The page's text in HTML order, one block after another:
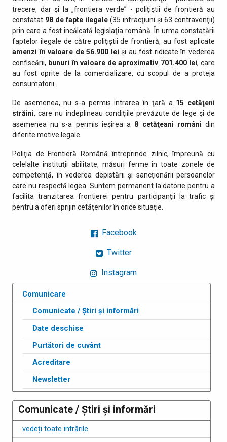
trecere, dar şi la „frontiera verde” - poliţiştii de frontieră au
constatat 98 de fapte ilegale (35 infracţiuni şi 63 contravenţii)
prin care a fost încălcată legislaţia română. În urma constatării
faptelor ilegale de către polițiștii de frontieră, au fost aplicate
amenzi în valoare de 56.900 lei și au fost ridicate în vederea
confiscării, bunuri în valoare de aproximativ 701.400 lei, care
au fost oprite de la comercializare, cu scopul de a proteja
consumatorii.
De asemenea, nu s-a permis intrarea în ţară a 15 cetăţeni
străini, care nu îndeplineau condiţiile prevăzute de lege şi de
asemenea nu s-a permis ieşirea a 8 cetăţeani români din
diferite motive legale.
Poliţia de Frontieră Română întreprinde zilnic, împreună cu
celelalte instituţii abilitate, măsuri ferme în toate zonele de
competenţă, în vederea depistării şi sancţionării persoanelor
care nu respectă legea. Suntem permanent la datorie pentru a
facilita tranzitarea frontierei pentru participanții la trafic și
pentru a oferi sprijin cetățenilor în orice situație.
Facebook
Twitter
Instagram
Comunicare
Comunicate / Știri și informări
Date deschise
Purtători de cuvânt
Acreditare
Newsletter
Comunicate / Știri și informări
vedeți toate intrările